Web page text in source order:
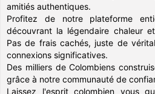
amitiés authentiques.
Profitez de notre plateforme
découvrant la légendaire chaleur
Pas de frais cachés, juste de
connexions significatives.
Des milliers de Colombiens
grâce à notre communauté de
Laissez l'esprit colombien vous